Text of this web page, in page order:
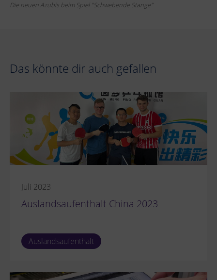
Die neuen Azubis beim Spiel "Schwebende Stange"
Das könnte dir auch gefallen
Juli 2023
Auslandsaufenthalt China 2023
Auslandsaufenthalt